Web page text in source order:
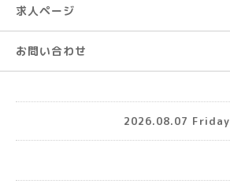
求人ページ
お問い合わせ
2026.08.07 Friday